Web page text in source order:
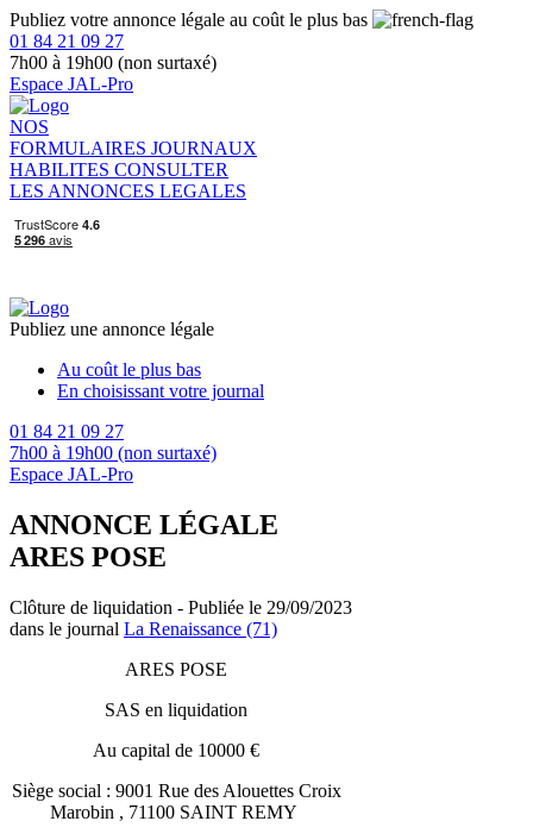
Publiez votre annonce légale au coût le plus bas
01 84 21 09 27
7h00 à 19h00 (non surtaxé)
Espace JAL-Pro
NOS
FORMULAIRES JOURNAUX
HABILITES CONSULTER
LES ANNONCES LEGALES
Publiez une annonce légale
Au coût le plus bas
En choisissant votre journal
01 84 21 09 27
7h00 à 19h00 (non surtaxé)
Espace JAL-Pro
ANNONCE LÉGALE
ARES POSE
Clôture de liquidation - Publiée le 29/09/2023
dans le journal La Renaissance (71)
ARES POSE
SAS en liquidation
Au capital de 10000 €
Siège social : 9001 Rue des Alouettes Croix
Marobin , 71100 SAINT REMY